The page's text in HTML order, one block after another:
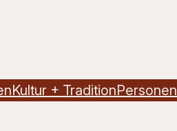
Kultur + TraditionPersonen